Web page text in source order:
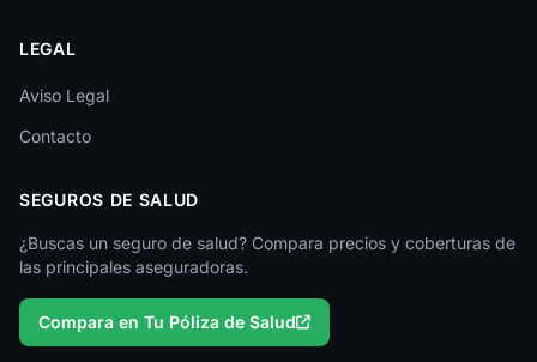
Málaga
Melilla
Murcia
Palencia
Pontevedra
LEGAL
Aviso Legal
Contacto
SEGUROS DE SALUD
¿Buscas un seguro de salud? Compara precios y coberturas de
las principales aseguradoras.
Compara en Tu Póliza de Salud